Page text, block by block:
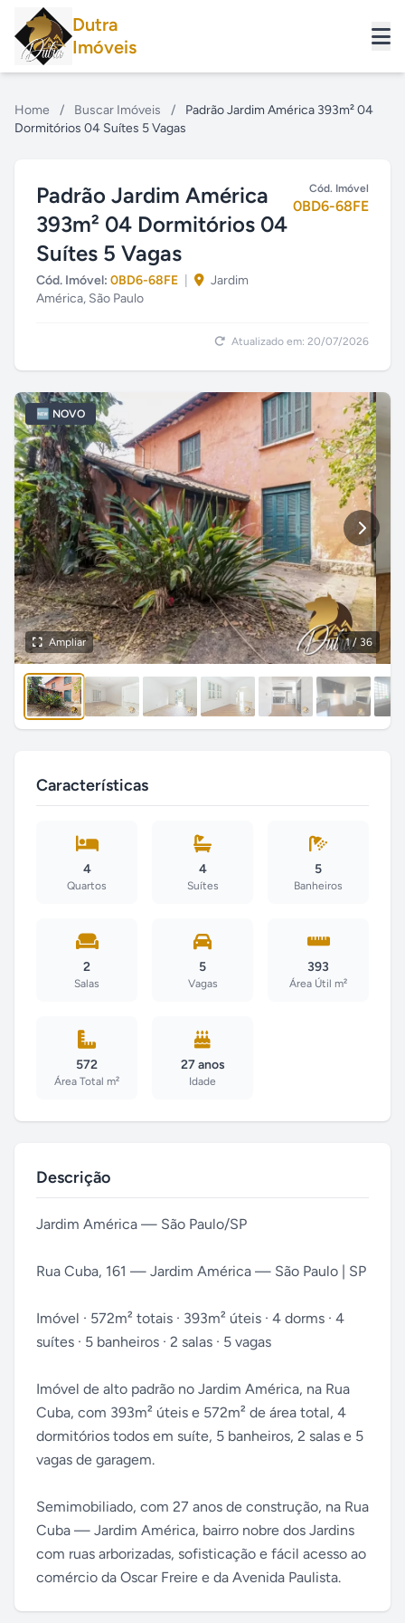
Dutra
Imóveis
Home / Buscar Imóveis /
Padrão Jardim América 393m² 04
Dormitórios 04 Suítes 5 Vagas
Padrão Jardim América
393m² 04 Dormitórios 04
Suítes 5 Vagas
Cód. Imóvel: 0BD6-68FE
Jardim
América, São Paulo
Cód. Imóvel
0BD6-68FE
Atualizado em: 20/07/2026
1/ 36
🆕 NOVO
Ampliar
Características
4
Quartos
4
Suítes
5
Banheiros
2
Salas
5
Vagas
393
Área Útil m²
572
Área Total m²
27 anos
Idade
Descrição
Jardim América — São Paulo/SP
Rua Cuba, 161 — Jardim América — São Paulo | SP
Imóvel · 572m² totais · 393m² úteis · 4 dorms · 4
suítes · 5 banheiros · 2 salas · 5 vagas
Imóvel de alto padrão no Jardim América, na Rua
Cuba, com 393m² úteis e 572m² de área total, 4
dormitórios todos em suíte, 5 banheiros, 2 salas e 5
vagas de garagem.
Semimobiliado, com 27 anos de construção, na Rua
Cuba — Jardim América, bairro nobre dos Jardins
com ruas arborizadas, sofisticação e fácil acesso ao
comércio da Oscar Freire e da Avenida Paulista.